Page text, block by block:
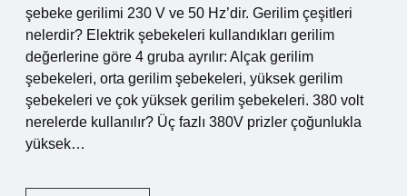
şebeke gerilimi 230 V ve 50 Hz’dir. Gerilim çeşitleri
nelerdir? Elektrik şebekeleri kullandıkları gerilim
değerlerine göre 4 gruba ayrılır: Alçak gerilim
şebekeleri, orta gerilim şebekeleri, yüksek gerilim
şebekeleri ve çok yüksek gerilim şebekeleri. 380 volt
nerelerde kullanılır? Üç fazlı 380V prizler çoğunlukla
yüksek…